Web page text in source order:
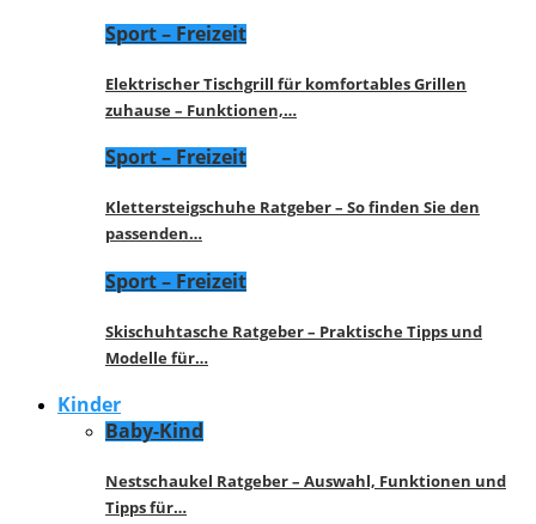
Sport – Freizeit
Elektrischer Tischgrill für komfortables Grillen
zuhause – Funktionen,…
Sport – Freizeit
Klettersteigschuhe Ratgeber – So finden Sie den
passenden…
Sport – Freizeit
Skischuhtasche Ratgeber – Praktische Tipps und
Modelle für…
Kinder
Baby-Kind
Nestschaukel Ratgeber – Auswahl, Funktionen und
Tipps für…